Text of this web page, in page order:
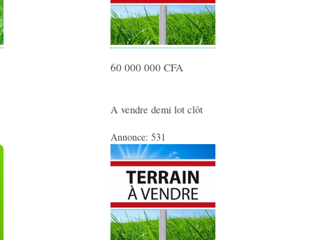
60 000 000 CFA
A vendre demi lot clôt
Annonce:531